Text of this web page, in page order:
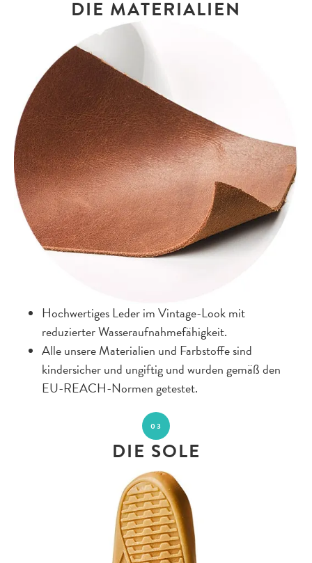
DIE MATERIALIEN
Hochwertiges Leder im Vintage-Look mit
reduzierter Wasseraufnahmefähigkeit.
Alle unsere Materialien und Farbstoffe sind
kindersicher und ungiftig und wurden gemäß den
EU-REACH-Normen getestet.
03
DIE SOLE